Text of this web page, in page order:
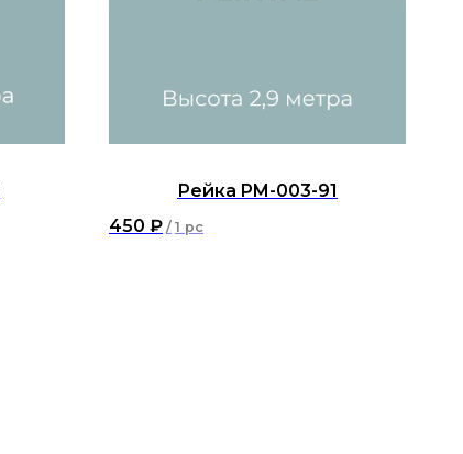
Рейка PM-003-91
450 ₽ / 1 pc